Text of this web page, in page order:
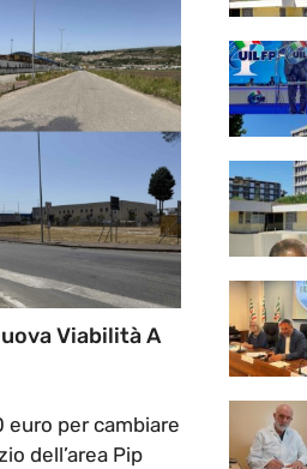
Viabilità A
per cambiare
dell’area Pip